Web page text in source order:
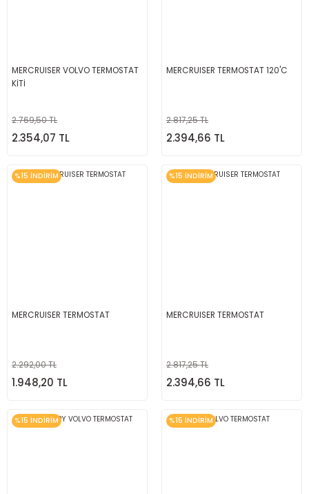
MERCRUISER VOLVO TERMOSTAT
KİTİ
2.769,50 TL
2.354,07 TL
MERCRUISER TERMOSTAT 120'C
2.817,25 TL
2.394,66 TL
%15 İNDİRİM
MERCRUISER TERMOSTAT
2.292,00 TL
1.948,20 TL
%15 İNDİRİM
MERCRUISER TERMOSTAT
2.817,25 TL
2.394,66 TL
%15 İNDİRİM %15 İNDİRİM